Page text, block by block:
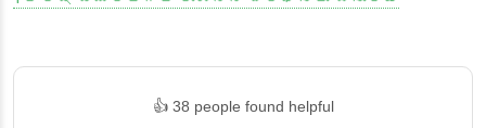
👍 38 people found helpful